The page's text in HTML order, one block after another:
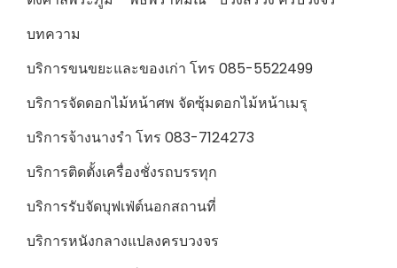
บทความ
บริการขนขยะและของเก่า โทร 085-5522499
บริการจัดดอกไม้หน้าศพ จัดซุ้มดอกไม้หน้าเมรุ
บริการจ้างนางรำ โทร 083-7124273
บริการติดตั้งเครื่องชั่งรถบรรทุก
บริการรับจัดบุฟเฟ่ต์นอกสถานที่
บริการหนังกลางแปลงครบวงจร